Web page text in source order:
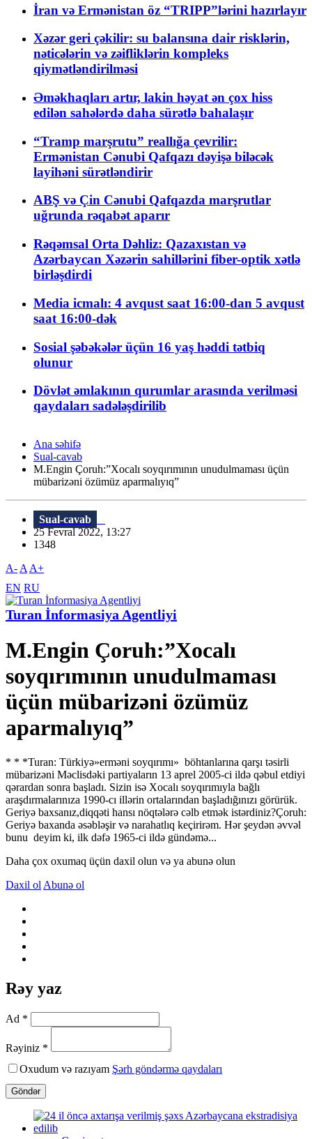
İran və Ermənistan öz “TRIPP”lərini hazırlayır
Xəzər geri çəkilir: su balansına dair risklərin,
nəticələrin və zəifliklərin kompleks
qiymətləndirilməsi
Əməkhaqları artır, lakin həyat ən çox hiss
edilən sahələrdə daha sürətlə bahalaşır
“Tramp marşrutu” reallığa çevrilir:
Ermənistan Cənubi Qafqazı dəyişə biləcək
layihəni sürətləndirir
ABŞ və Çin Cənubi Qafqazda marşrutlar
uğrunda rəqabət aparır
Rəqəmsal Orta Dəhliz: Qazaxıstan və
Azərbaycan Xəzərin sahillərini fiber-optik xətlə
birləşdirdi
Media icmalı: 4 avqust saat 16:00-dan 5 avqust
saat 16:00-dək
Sosial şəbəkələr üçün 16 yaş həddi tətbiq
olunur
Dövlət əmlakının qurumlar arasında verilməsi
qaydaları sadələşdirilib
Ana səhifə
Sual-cavab
M.Engin Çoruh:”Xocalı soyqırımının unudulmaması üçün
mübarizəni özümüz aparmalıyıq”
Sual-cavab
25 Fevral 2022, 13:27
1348
A- A A+
EN RU
Turan İnformasiya Agentliyi
M.Engin Çoruh:”Xocalı
soyqırımının unudulmaması
üçün mübarizəni özümüz
aparmalıyıq”
* * *Turan: Türkiyə»erməni soyqırımı» böhtanlarına qarşı təsirli
mübarizəni Məclisdəki partiyaların 13 aprel 2005-ci ildə qəbul etdiyi
qərardan sonra başladı. Sizin isə Xocalı soyqırımıyla bağlı
araşdırmalarınıza 1990-cı illərin ortalarından başladığınızı görürük.
Geriyə baxsanız,diqqəti hansı nöqtələrə cəlb etmək istərdiniz?Çoruh:
Geriyə baxanda əsəbləşir və narahatlıq keçirirəm. Hər şeydən əvvəl
bunu deyim ki, ilk dəfə 1965-ci ildə gündəmə...
Daha çox oxumaq üçün daxil olun və ya abunə olun
Daxil ol Abunə ol
Rəy yaz
Ad *
Rəyiniz *
Oxudum və razıyam Şərh göndərmə qaydaları
Göndər